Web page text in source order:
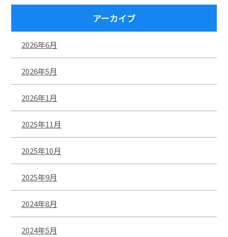
アーカイブ
2026年6月
2026年5月
2026年1月
2025年11月
2025年10月
2025年9月
2024年8月
2024年5月